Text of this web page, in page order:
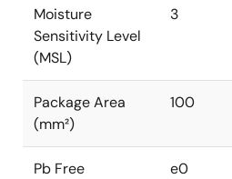
Moisture
Sensitivity Level
(MSL)
3
Package Area
(mm²)
100
Pb Free
e0